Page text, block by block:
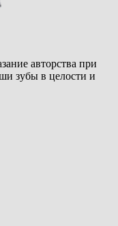
авторства при
зубы в целости и